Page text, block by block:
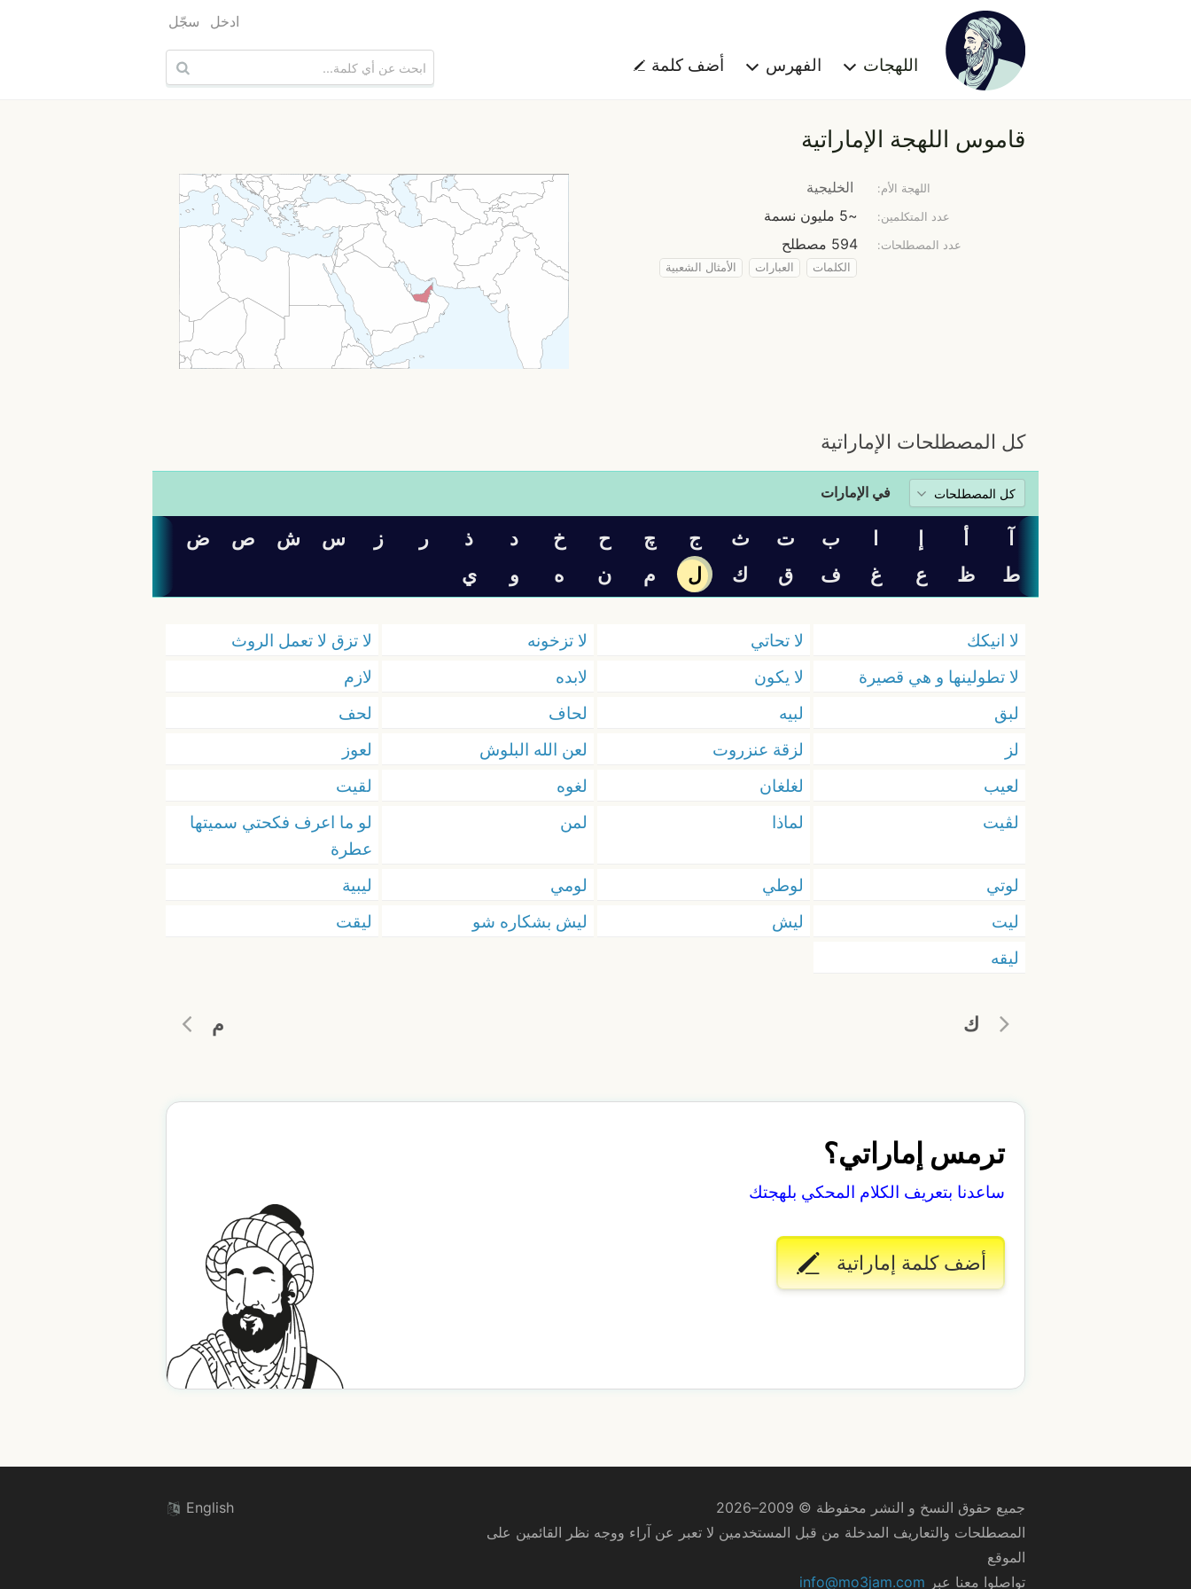
اللهجات الفهرس أضف كلمة
ادخل سجّل
قاموس اللهجة الإماراتية
اللهجة الأم: الخليجية
عدد المتكلمين: ~5 مليون نسمة
عدد المصطلحات: 594 مصطلح
الكلمات العبارات الأمثال الشعبية
كل المصطلحات الإماراتية
في الإمارات
آ أ إ ا ب ت ث ج چ ح خ د ذ ر ز س ش ص
ض
ط
ظ ع غ ف ق ك ل م ن ه و ي
لا انيكك لا تحاتي لا تزخونه
لا تزق لا تعمل الروث
لا تطولينها و هي قصيرة
لا يكون لابده
لازم
لبق
لبيه لحاف
لحف
لز
لزقة عنزروت لعن الله البلوش
لعوز
لعيب
لغلغان لغوه
لقيت
لڨيت
لماذا لمن
لو ما اعرف فكحتي سميتها
عطرة
لوتي
لوطي لومي
ليبية
ليت
ليش ليش بشكاره شو
ليقت
ليقه
ك م
ترمس إماراتي؟
ساعدنا بتعريف الكلام المحكي بلهجتك
أضف كلمة إماراتية
جميع حقوق النسخ و النشر محفوظة © 2009–2026
المصطلحات والتعاريف المدخلة من قبل المستخدمين لا تعبر عن آراء ووجه نظر القائمين على
الموقع
تواصلوا معنا عبر info@mo3jam.com
English